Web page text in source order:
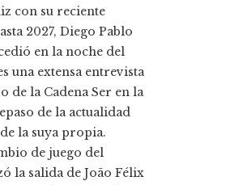
con su reciente
2027, Diego Pablo
en la noche del
una extensa entrevista
de la Cadena Ser en la
de la actualidad
la suya propia.
de juego del
la salida de João Félix